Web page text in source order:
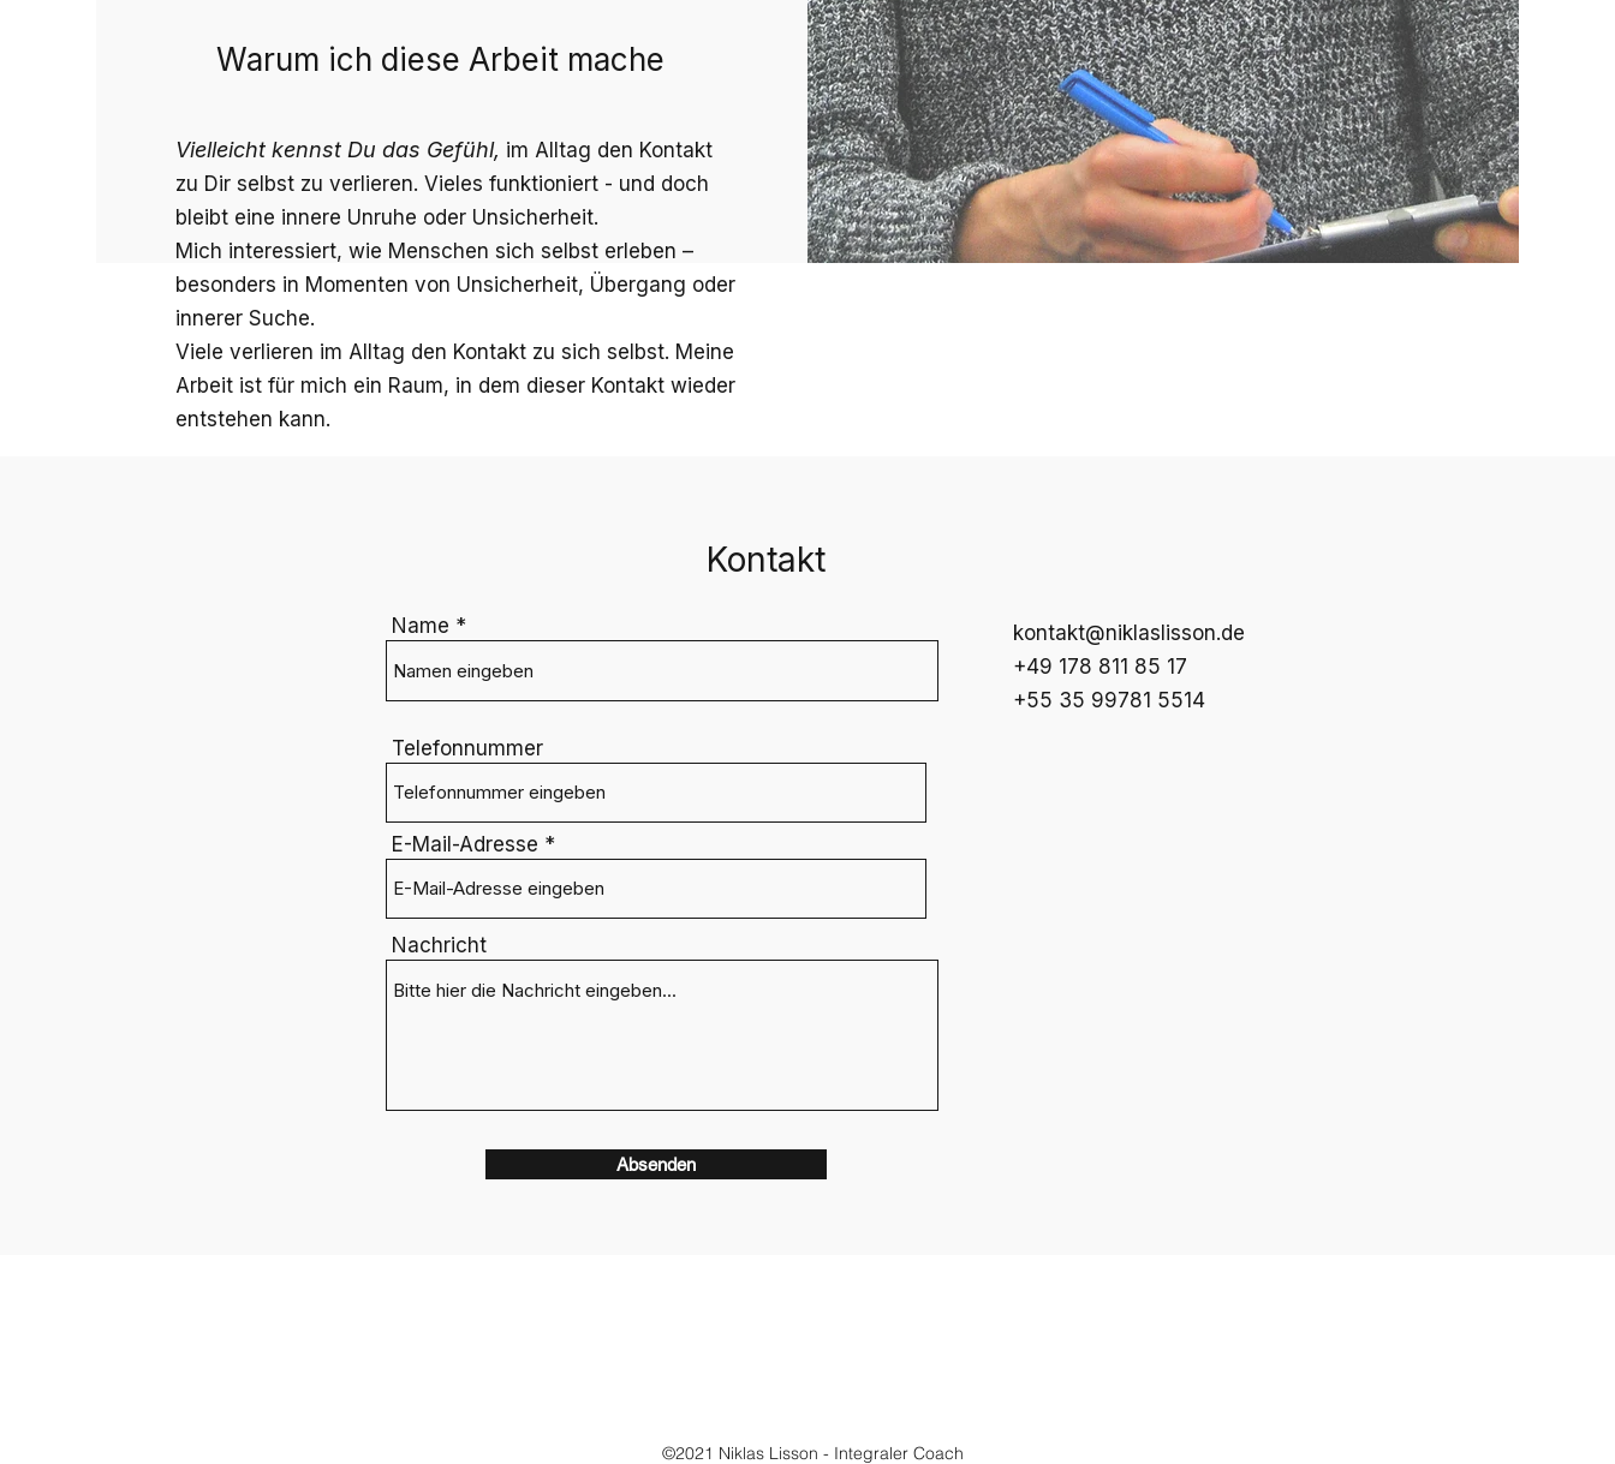
Warum ich diese Arbeit mache
Vielleicht kennst Du das Gefühl, im Alltag den Kontakt
zu Dir selbst zu verlieren. Vieles funktioniert - und doch
bleibt eine innere Unruhe oder Unsicherheit.
Mich interessiert, wie Menschen sich selbst erleben –
besonders in Momenten von Unsicherheit, Übergang oder
innerer Suche.
Viele verlieren im Alltag den Kontakt zu sich selbst. Meine
Arbeit ist für mich ein Raum, in dem dieser Kontakt wieder
entstehen kann.
Kontakt
Name
kontakt@niklaslisson.de
+49 178 811 85 17
+55 35 99781 5514
Telefonnummer
E-Mail-Adresse
Nachricht
Absenden
©2021 Niklas Lisson - Integraler Coach